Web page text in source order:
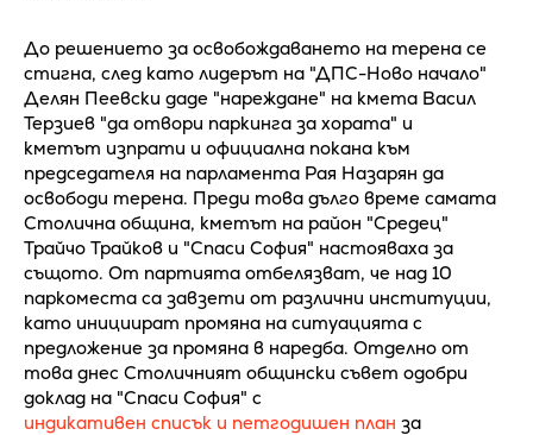
До решението за освобождаването на терена се
стигна, след като лидерът на "ДПС-Ново начало"
Делян Пеевски даде "нареждане" на кмета Васил
Терзиев "да отвори паркинга за хората" и
кметът изпрати и официална покана към
председателя на парламента Рая Назарян да
освободи терена. Преди това дълго време самата
Столична община, кметът на район "Средец"
Трайчо Трайков и "Спаси София" настояваха за
същото. От партията отбелязват, че над 10
паркоместа са завзети от различни институции,
като инициират промяна на ситуацията с
предложение за промяна в наредба. Отделно от
това днес Столичният общински съвет одобри
доклад на "Спаси София" с
индикативен списък и петгодишен план за